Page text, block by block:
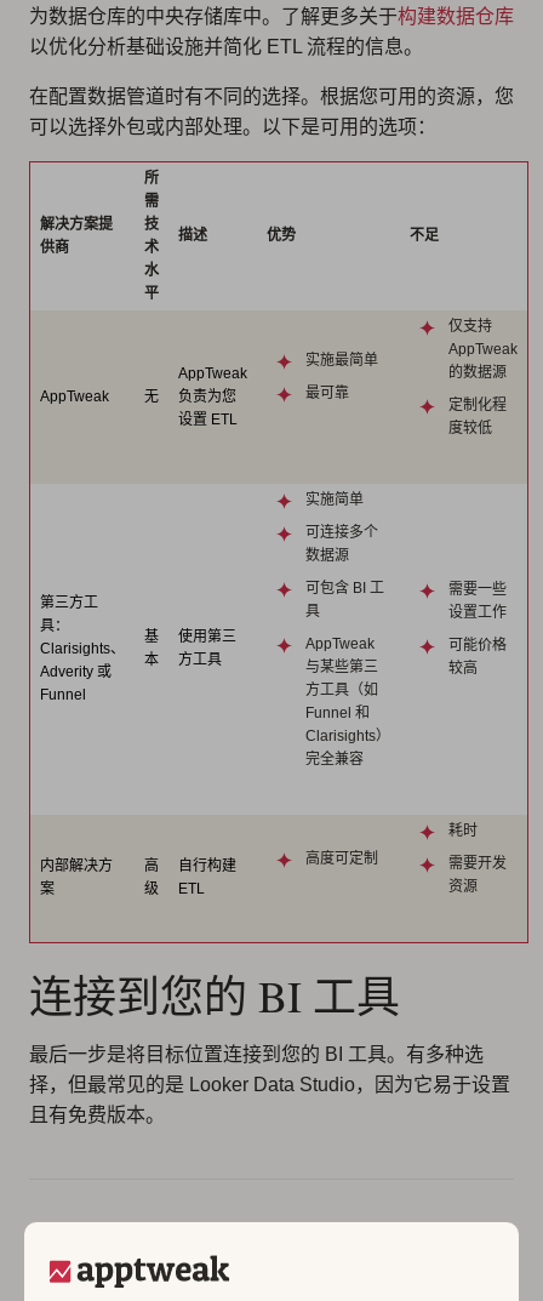
为数据仓库的中央存储库中。了解更多关于构建数据仓库
以优化分析基础设施并简化 ETL 流程的信息。
在配置数据管道时有不同的选择。根据您可用的资源，您
可以选择外包或内部处理。以下是可用的选项：
解决方案提
供商
所
需
技
术
水
平
描述 优势 不足
AppTweak 无
AppTweak
负责为您
设置 ETL
实施最简单
最可靠
仅支持
AppTweak
的数据源
定制化程
度较低
第三方工
具：
Clarisights、
Adverity 或
Funnel
基
本
使用第三
方工具
实施简单
可连接多个
数据源
可包含 BI 工
具
AppTweak
与某些第三
方工具（如
Funnel 和
Clarisights）
完全兼容
需要一些
设置工作
可能价格
较高
内部解决方
案
高
级
自行构建
ETL
高度可定制
耗时
需要开发
资源
连接到您的 BI 工具
最后一步是将目标位置连接到您的 BI 工具。有多种选
择，但最常见的是 Looker Data Studio，因为它易于设置
且有免费版本。
价格